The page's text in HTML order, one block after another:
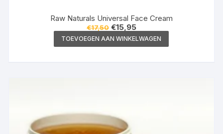
Raw Naturals Universal Face Cream
€17,50 Oorspronkelijke
prijs
was:
€17,50.
€15,95Huidige
prijs
is:
€15,95.
TOEVOEGEN AAN WINKELWAGEN